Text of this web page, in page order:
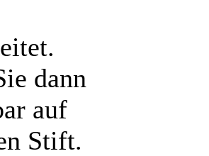
dann
auf
Stift.